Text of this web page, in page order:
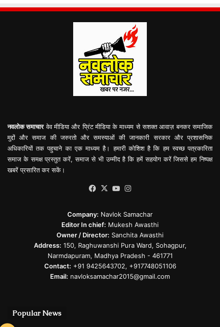
नवलोक समाचारवेव मीडिया और प्रिंट मीडिया के माध्यम से सशक्त आवाज़ बनकर समाजिक
मुद्दों और समाज की जरुरतो और समस्याओं की जानकारी सरकार और प्रशासनिक
अधिकारियों तक पहुचाने का एक माध्यम है। हमारी कोशिश है कि हम स्वच्छ पत्रकारिता
समाज के समक्ष प्रस्तुत करें, समाज से भी उम्मीद है कि हमें सहयोग करें जिससे हम निष्पक्ष
खबरें प्रसारित कर सकें।
Facebook
X YouTube
Company: Navlok Samachar
Editor In chief: Mukesh Awasthi
Owner / Director: Sanchita Awasthi
Address: 150, Raghuwanshi Pura Ward, Sohagpur,
Narmdapuram, Madhya Pradesh - 461771
Contact: +91 9425643702, +917748051106
Email: navloksamachar2015@gmail.com
Popular News